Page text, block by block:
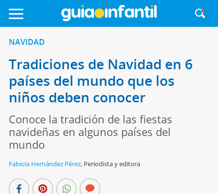
NAVIDAD
Tradiciones de Navidad en 6
países del mundo que los
niños deben conocer
Conoce la tradición de las fiestas
navideñas en algunos países del
mundo
Fabiola Hernández Pérez, Periodista y editora